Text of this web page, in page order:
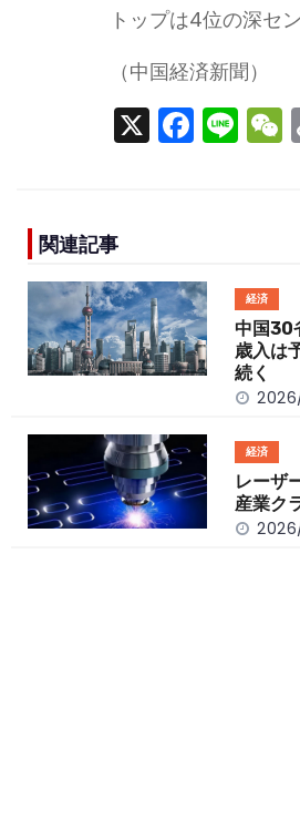
トップは4位の深セ
（中国経済新聞）
X F
a
o
o
k
Li
n
関連記事
経済
中国30
歳入は
続く
経済
レーザ
産業ク